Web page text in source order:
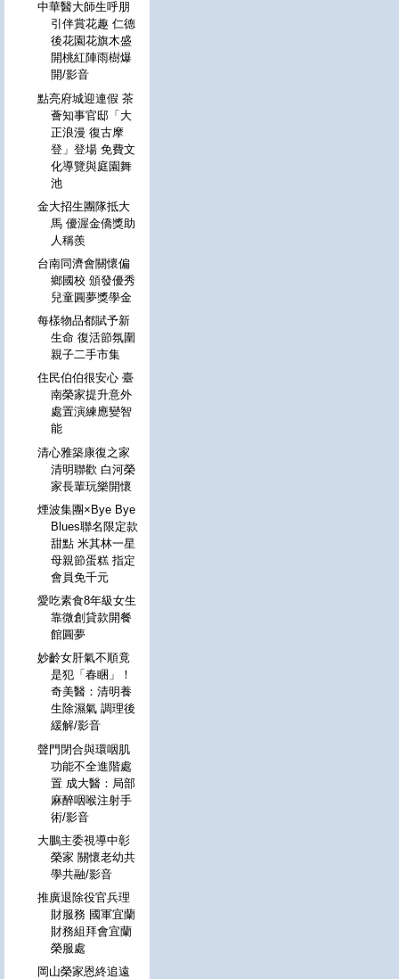
中華醫大師生呼朋
引伴賞花趣 仁德
後花園花旗木盛
開桃紅陣雨樹爆
開/影音
點亮府城迎連假 茶
薈知事官邸「大
正浪漫 復古摩
登」登場 免費文
化導覽與庭園舞
池
金大招生團隊抵大
馬 優渥金僑獎助
人稱羨
台南同濟會關懷偏
鄉國校 頒發優秀
兒童圓夢獎學金
每樣物品都賦予新
生命 復活節氛圍
親子二手市集
住民伯伯很安心 臺
南榮家提升意外
處置演練應變智
能
清心雅築康復之家
清明聯歡 白河榮
家長輩玩樂開懷
煙波集團×Bye Bye
Blues聯名限定款
甜點 米其林一星
母親節蛋糕 指定
會員免千元
愛吃素食8年級女生
靠微創貸款開餐
館圓夢
妙齡女肝氣不順竟
是犯「春睏」！
奇美醫：清明養
生除濕氣 調理後
緩解/影音
聲門閉合與環咽肌
功能不全進階處
置 成大醫：局部
麻醉咽喉注射手
術/影音
大鵬主委視導中彰
榮家 關懷老幼共
學共融/影音
推廣退除役官兵理
財服務 國軍宜蘭
財務組拜會宜蘭
榮服處
岡山榮家恩終追遠